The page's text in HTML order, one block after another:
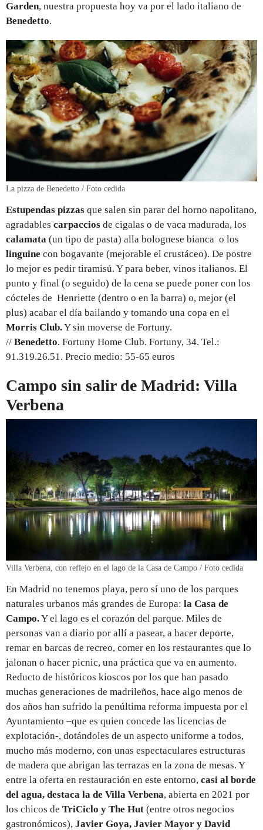
Garden, nuestra propuesta hoy va por el lado italiano de
Benedetto.
La pizza de Benedetto / Foto cedida
Estupendas pizzas que salen sin parar del horno napolitano,
agradables carpaccios de cigalas o de vaca madurada, los
calamata (un tipo de pasta) alla bolognese bianca o los
linguine con bogavante (mejorable el crustáceo). De postre
lo mejor es pedir tiramisú. Y para beber, vinos italianos. El
punto y final (o seguido) de la cena se puede poner con los
cócteles de Henriette (dentro o en la barra) o, mejor (el
plus) acabar el día bailando y tomando una copa en el
Morris Club.Y sin moverse de Fortuny.
// Benedetto. Fortuny Home Club. Fortuny, 34. Tel.:
91.319.26.51. Precio medio: 55-65 euros
Campo sin salir de Madrid: Villa
Verbena
Villa Verbena, con reflejo en el lago de la Casa de Campo / Foto cedida
En Madrid no tenemos playa, pero sí uno de los parques
naturales urbanos más grandes de Europa: la Casa de
Campo.Y el lago es el corazón del parque. Miles de
personas van a diario por allí a pasear, a hacer deporte,
remar en barcas de recreo, comer en los restaurantes que lo
jalonan o hacer picnic, una práctica que va en aumento.
Reducto de históricos kioscos por los que han pasado
muchas generaciones de madrileños, hace algo menos de
dos años han sufrido la penúltima reforma impuesta por el
Ayuntamiento –que es quien concede las licencias de
explotación-, dotándoles de un aspecto uniforme a todos,
mucho más moderno, con unas espectaculares estructuras
de madera que abrigan las terrazas en la zona de mesas. Y
entre la oferta en restauración en este entorno, casi al borde
del agua, destaca la de Villa Verbena, abierta en 2021 por
los chicos de TriCiclo y The Hut (entre otros negocios
gastronómicos), Javier Goya, Javier Mayor y David